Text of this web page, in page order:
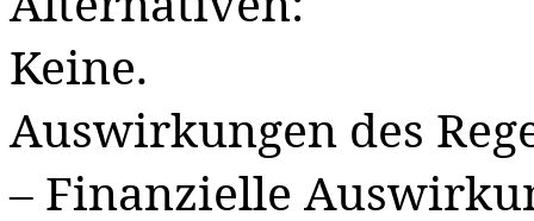
Keine.
Auswirkungen des
– Finanzielle